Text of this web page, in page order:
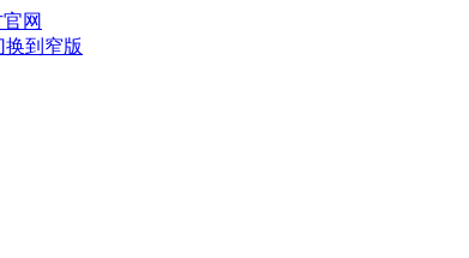
网
换到窄版